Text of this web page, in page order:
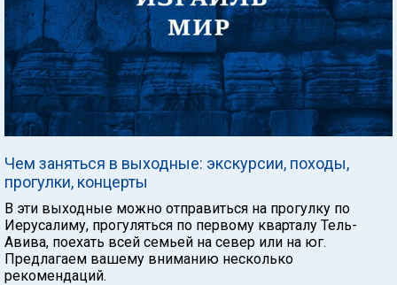
Чем заняться в выходные: экскурсии, походы,
прогулки, концерты
В эти выходные можно отправиться на прогулку по
Иерусалиму, прогуляться по первому кварталу Тель-
Авива, поехать всей семьей на север или на юг.
Предлагаем вашему вниманию несколько
рекомендаций.